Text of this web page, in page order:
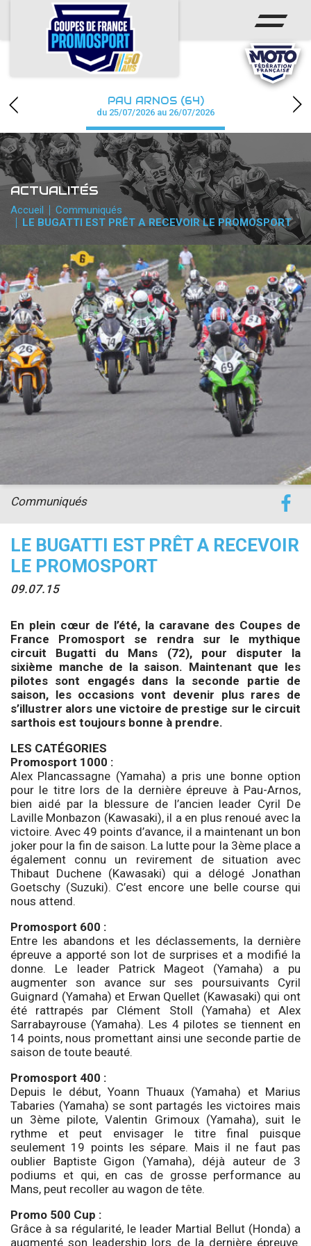
ACCUEIL
ACTUS
CALENDRIER
CHAMPIONNAT
RÉSULTATS
PHOTOS / WEB TV
PARTENAIRES
accéder à la billetterie
PAU ARNOS (64)
du 25/07/2026 au 26/07/2026
ACTUALITÉS
Accueil
Communiqués
LE BUGATTI EST PRÊT A RECEVOIR LE PROMOSPORT
LE BUGATTI EST PRÊT A RECEVOIR
LE PROMOSPORT
09.07.15
Communiqués
En plein cœur de l’été, la caravane des Coupes de
France Promosport se rendra sur le mythique
circuit Bugatti du Mans (72), pour disputer la
sixième manche de la saison. Maintenant que les
pilotes sont engagés dans la seconde partie de
saison, les occasions vont devenir plus rares de
s’illustrer alors une victoire de prestige sur le circuit
sarthois est toujours bonne à prendre.
LES CATÉGORIES
Promosport 1000 :
Alex Plancassagne (Yamaha) a pris une bonne option
pour le titre lors de la dernière épreuve à Pau-Arnos,
bien aidé par la blessure de l’ancien leader Cyril De
Laville Monbazon (Kawasaki), il a en plus renoué avec la
victoire. Avec 49 points d’avance, il a maintenant un bon
joker pour la fin de saison. La lutte pour la 3ème place a
également connu un revirement de situation avec
Thibaut Duchene (Kawasaki) qui a délogé Jonathan
Goetschy (Suzuki). C’est encore une belle course qui
nous attend.
Promosport 600 :
Entre les abandons et les déclassements, la dernière
épreuve a apporté son lot de surprises et a modifié la
donne. Le leader Patrick Mageot (Yamaha) a pu
augmenter son avance sur ses poursuivants Cyril
Guignard (Yamaha) et Erwan Quellet (Kawasaki) qui ont
été rattrapés par Clément Stoll (Yamaha) et Alex
Sarrabayrouse (Yamaha). Les 4 pilotes se tiennent en
14 points, nous promettant ainsi une seconde partie de
saison de toute beauté.
Promosport 400 :
Depuis le début, Yoann Thuaux (Yamaha) et Marius
Tabaries (Yamaha) se sont partagés les victoires mais
un 3ème pilote, Valentin Grimoux (Yamaha), suit le
rythme et peut envisager le titre final puisque
seulement 19 points les sépare. Mais il ne faut pas
oublier Baptiste Gigon (Yamaha), déjà auteur de 3
podiums et qui, en cas de grosse performance au
Mans, peut recoller au wagon de tête.
Promo 500 Cup :
Grâce à sa régularité, le leader Martial Bellut (Honda) a
augmenté son leadership lors de la dernière épreuve.